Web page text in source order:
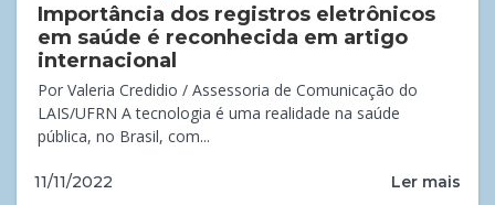
Importância dos registros eletrônicos
em saúde é reconhecida em artigo
internacional
Por Valeria Credidio / Assessoria de Comunicação do
LAIS/UFRN A tecnologia é uma realidade na saúde
pública, no Brasil, com...
11/11/2022 Ler mais